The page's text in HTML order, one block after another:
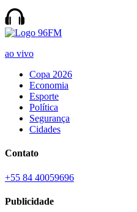
ao vivo
Copa 2026
Economia
Esporte
Política
Segurança
Cidades
Contato
+55 84 40059696
Publicidade